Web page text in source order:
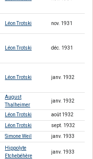
Léon Trotski nov. 1931
Léon Trotski déc. 1931
Léon Trotski janv. 1932
August
Thalheimer
janv. 1932
Léon Trotski août 1932
Léon Trotski sept. 1932
Simone Weil janv. 1933
Hippolyte
Etchebéhère
janv. 1933